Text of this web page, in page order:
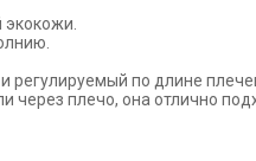
регулируемый по длине
через плечо, она отлично